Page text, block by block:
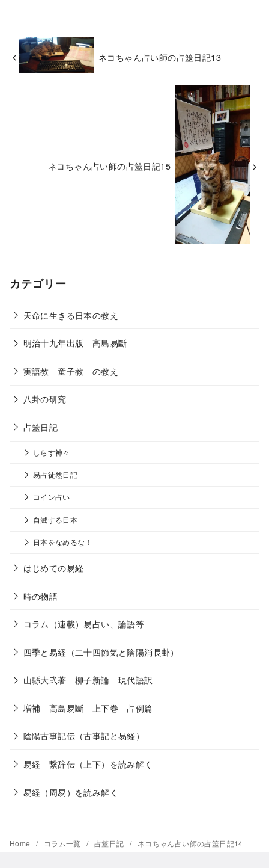
ネコちゃん占い師の占筮日記13
ネコちゃん占い師の占筮日記15
カテゴリー
天命に生きる日本の教え
明治十九年出版 高島易斷
実語教 童子教 の教え
八卦の研究
占筮日記
しらす神々
易占徒然日記
コイン占い
自滅する日本
日本をなめるな！
はじめての易経
時の物語
コラム（連載）易占い、論語等
四季と易経（二十四節気と陰陽消長卦）
山縣大弐著 柳子新論 現代語訳
増補 高島易斷 上下巻 占例篇
陰陽古事記伝（古事記と易経）
易経 繋辞伝（上下）を読み解く
易経（周易）を読み解く
Home コラム一覧 占筮日記 ネコちゃん占い師の占筮日記14